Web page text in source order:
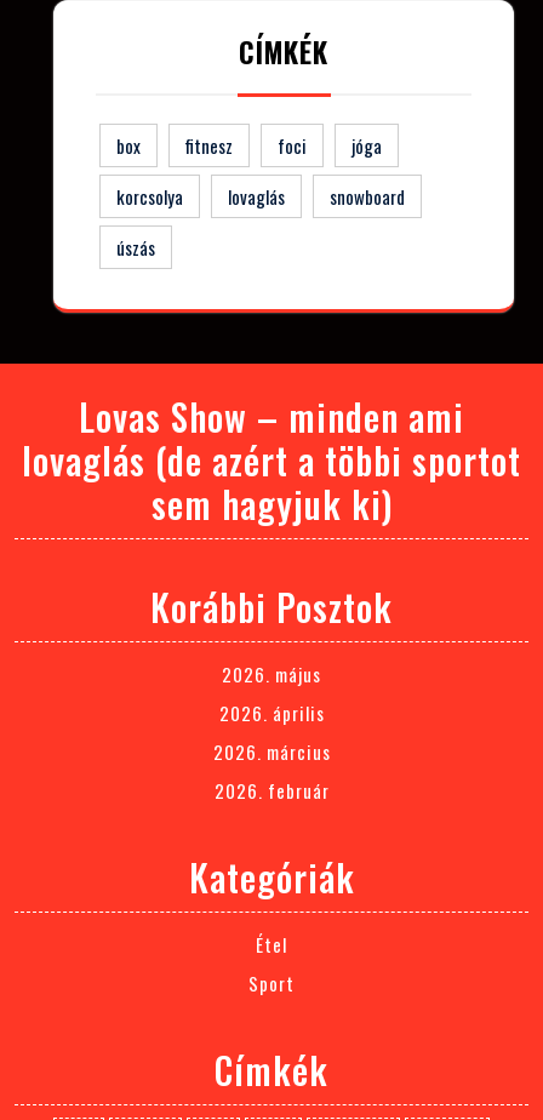
CÍMKÉK
box fitnesz foci
jóga
korcsolya
lovaglás
snowboard
úszás
Lovas Show – minden ami
lovaglás (de azért a többi sportot
sem hagyjuk ki)
Korábbi Posztok
2026. május
2026. április
2026. március
2026. február
Kategóriák
Étel
Sport
Címkék